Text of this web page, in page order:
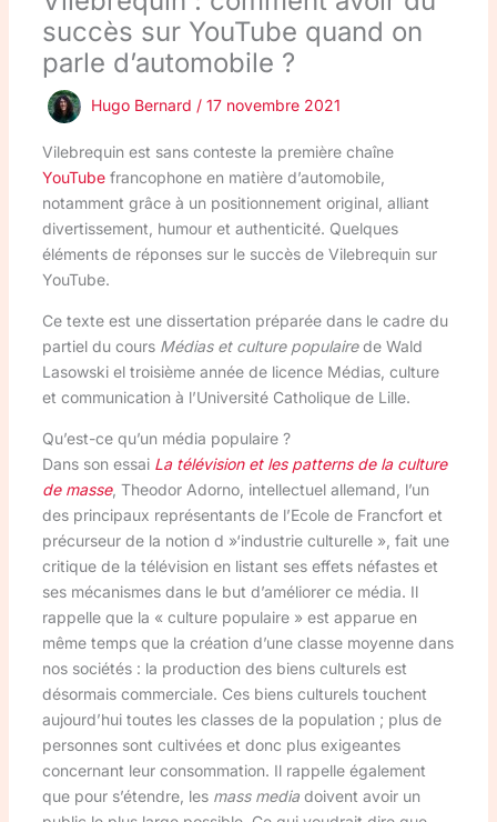
succès sur YouTube quand on
parle d’automobile ?
Hugo Bernard / 17 novembre 2021
Vilebrequin est sans conteste la première chaîne
YouTubefrancophone en matière d’automobile,
notamment grâce à un positionnement original, alliant
divertissement, humour et authenticité. Quelques
éléments de réponses sur le succès de Vilebrequin sur
YouTube.
Ce texte est une dissertation préparée dans le cadre du
partiel du cours Médias et culture populairede Wald
Lasowski el troisième année de licence Médias, culture
et communication à l’Université Catholique de Lille.
Qu’est-ce qu’un média populaire ?
Dans son essai La télévision et les patterns de la culture
de masse, Theodor Adorno, intellectuel allemand, l’un
des principaux représentants de l’Ecole de Francfort et
précurseur de la notion d »‘industrie culturelle », fait une
critique de la télévision en listant ses effets néfastes et
ses mécanismes dans le but d’améliorer ce média. Il
rappelle que la « culture populaire » est apparue en
même temps que la création d’une classe moyenne dans
nos sociétés : la production des biens culturels est
désormais commerciale. Ces biens culturels touchent
aujourd’hui toutes les classes de la population ; plus de
personnes sont cultivées et donc plus exigeantes
concernant leur consommation. Il rappelle également
que pour s’étendre, les mass mediadoivent avoir un